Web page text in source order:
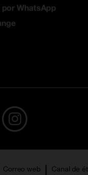
WhatsApp
Correo web Canal de